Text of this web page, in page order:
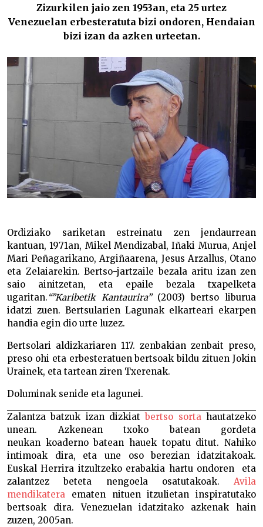
Zizurkilen jaio zen 1953an, eta 25 urtez
Venezuelan erbesteratuta bizi ondoren, Hendaian
bizi izan da azken urteetan.
Ordiziako sariketan estreinatu zen jendaurrean
kantuan, 1971an, Mikel Mendizabal, Iñaki Murua, Anjel
Mari Peñagarikano, Argiñaarena, Jesus Arzallus, Otano
eta Zelaiarekin. Bertso-jartzaile bezala aritu izan zen
saio ainitzetan, eta epaile bezala txapelketa
ugaritan. “”Karibetik Kantaurira”(2003) bertso liburua
idatzi zuen. Bertsularien Lagunak elkarteari ekarpen
handia egin dio urte luzez.
Bertsolari aldizkariaren 117. zenbakian zenbait preso,
preso ohi eta erbesteratuen bertsoak bildu zituen Jokin
Urainek, eta tartean ziren Txerenak.
Doluminak senide eta lagunei.
Zalantza batzuk izan dizkiatbertso sortahautatzeko
unean. Azkenean txoko batean gordeta
neukan koaderno batean hauek topatu ditut. Nahiko
intimoak dira, eta une oso berezian idatzitakoak.
Euskal Herrira itzultzeko erabakia hartu ondoren eta
zalantzez beteta nengoela osatutakoak. Avila
mendikatera ematen nituen itzulietan inspiratutako
bertsoak dira. Venezuelan idatzitako azkenak hain
zuzen, 2005an.